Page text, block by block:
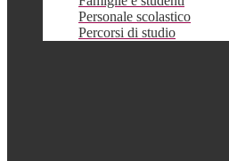
Personale scolastico
Percorsi di studio